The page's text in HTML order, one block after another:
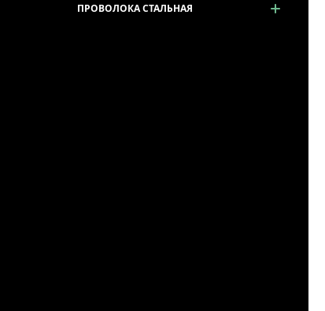
ПРОВОЛОКА СТАЛЬНАЯ